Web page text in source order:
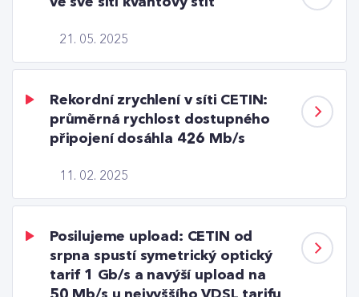
21. 05. 2025
11. 02. 2025
Rekordní zrychlení v síti CETIN:
průměrná rychlost dostupného
připojení dosáhla 426 Mb/s
Posilujeme upload: CETIN od
srpna spustí symetrický optický
tarif 1 Gb/s a navýší upload na